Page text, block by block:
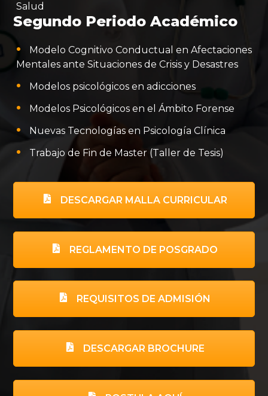
Salud
Segundo Periodo Académico
Modelo Cognitivo Conductual en Afectaciones
Mentales ante Situaciones de Crisis y Desastres
Modelos psicológicos en adicciones
Modelos Psicológicos en el Ámbito Forense
Nuevas Tecnologías en Psicología Clínica
Trabajo de Fin de Master (Taller de Tesis)
DESCARGAR MALLA CURRICULAR
REGLAMENTO DE POSGRADO
REQUISITOS DE ADMISIÓN
DESCARGAR BROCHURE